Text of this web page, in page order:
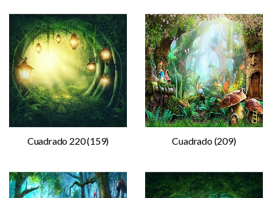
Cuadrado 220 (159) Cuadrado (209)